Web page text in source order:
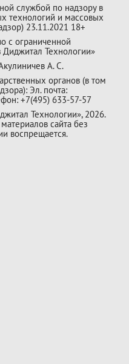
службой по надзору в
технологий и массовых
23.11.2021 18+
с ограниченной
Диджитал Технологии»
А. С.
органов (в том
Эл. почта:
+7(495) 633-57-57
Технологии», 2026.
сайта без
воспрещается.